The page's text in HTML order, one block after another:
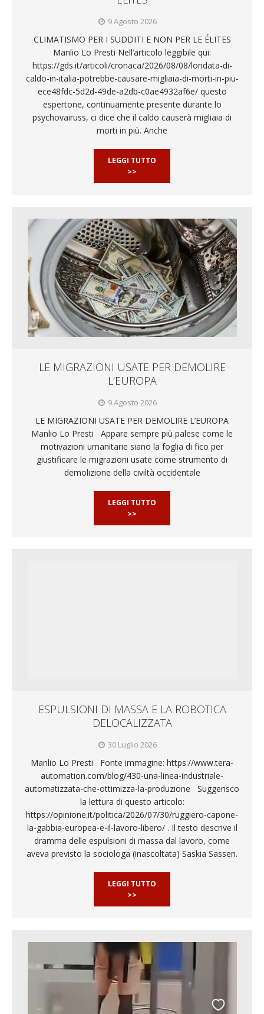
9 Agosto 2026
CLIMATISMO PER I SUDDITI E NON PER LE ÉLITES
Manlio Lo Presti Nell’articolo leggibile qui:
https://gds.it/articoli/cronaca/2026/08/08/londata-di-
caldo-in-italia-potrebbe-causare-migliaia-di-morti-in-piu-
ece48fdc-5d2d-49de-a2db-c0ae4932af6e/ questo
espertone, continuamente presente durante lo
psychovairuss, ci dice che il caldo causerà migliaia di
morti in più. Anche
LEGGI TUTTO
>>
LE MIGRAZIONI USATE PER DEMOLIRE
L’EUROPA
9 Agosto 2026
LE MIGRAZIONI USATE PER DEMOLIRE L’EUROPA
Manlio Lo Presti Appare sempre più palese come le
motivazioni umanitarie siano la foglia di fico per
giustificare le migrazioni usate come strumento di
demolizione della civiltà occidentale
LEGGI TUTTO
>>
ESPULSIONI DI MASSA E LA ROBOTICA
DELOCALIZZATA
30 Luglio 2026
Manlio Lo Presti Fonte immagine: https://www.tera-
automation.com/blog/430-una-linea-industriale-
automatizzata-che-ottimizza-la-produzione Suggerisco
la lettura di questo articolo:
https://opinione.it/politica/2026/07/30/ruggiero-capone-
la-gabbia-europea-e-il-lavoro-libero/ . Il testo descrive il
dramma delle espulsioni di massa dal lavoro, come
aveva previsto la sociologa (inascoltata) Saskia Sassen.
LEGGI TUTTO
>>